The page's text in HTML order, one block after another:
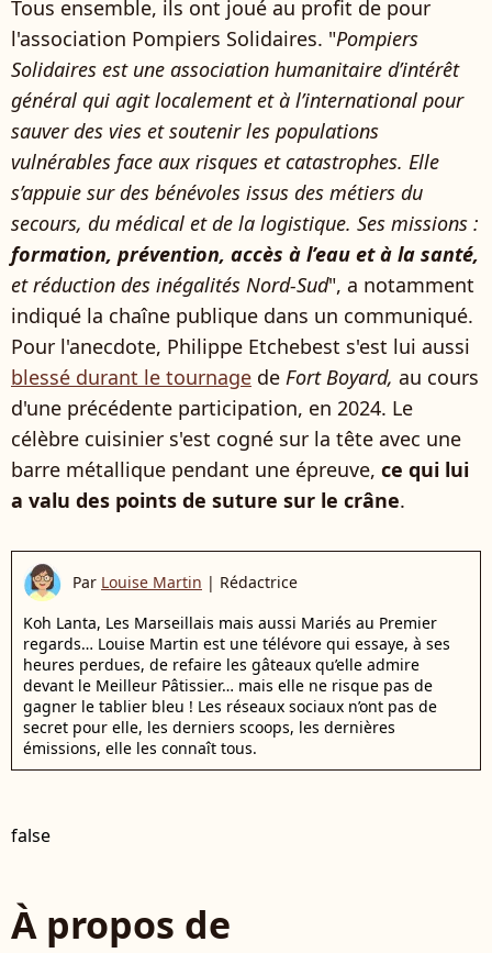
Tous ensemble, ils ont joué au profit de pour
l'association Pompiers Solidaires. "Pompiers
Solidaires est une association humanitaire d’intérêt
général qui agit localement et à l’international pour
sauver des vies et soutenir les populations
vulnérables face aux risques et catastrophes. Elle
s’appuie sur des bénévoles issus des métiers du
secours, du médical et de la logistique. Ses missions :
formation, prévention, accès à l’eau et à la santé,
et réduction des inégalités Nord-Sud", a notamment
indiqué la chaîne publique dans un communiqué.
Pour l'anecdote, Philippe Etchebest s'est lui aussi
blessé durant le tournage de Fort Boyard, au cours
d'une précédente participation, en 2024. Le
célèbre cuisinier s'est cogné sur la tête avec une
barre métallique pendant une épreuve, ce qui lui
a valu des points de suture sur le crâne.
Par Louise Martin | Rédactrice
Koh Lanta, Les Marseillais mais aussi Mariés au Premier
regards… Louise Martin est une télévore qui essaye, à ses
heures perdues, de refaire les gâteaux qu’elle admire
devant le Meilleur Pâtissier… mais elle ne risque pas de
gagner le tablier bleu ! Les réseaux sociaux n’ont pas de
secret pour elle, les derniers scoops, les dernières
émissions, elle les connaît tous.
false
À propos de